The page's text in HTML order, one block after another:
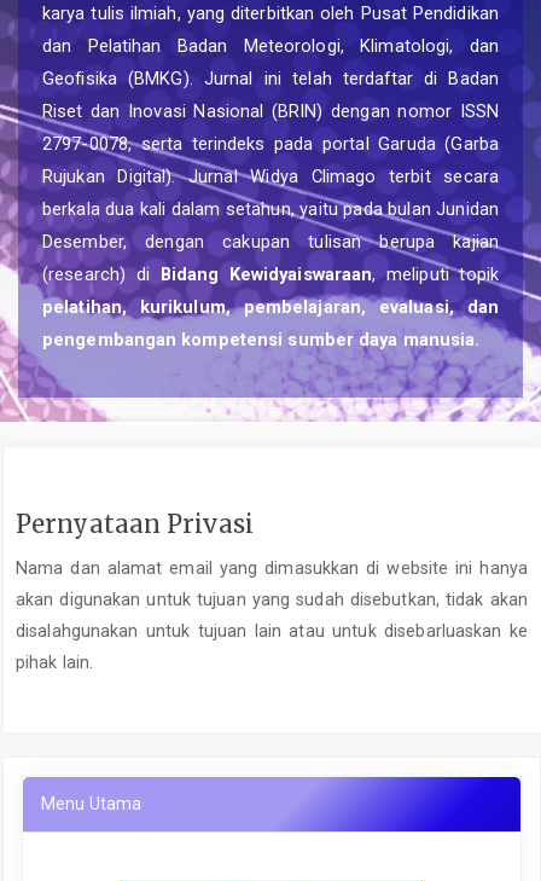
karya tulis ilmiah, yang diterbitkan oleh Pusat Pendidikan
dan Pelatihan Badan Meteorologi, Klimatologi, dan
Geofisika (BMKG). Jurnal ini telah terdaftar di Badan
Riset dan Inovasi Nasional (BRIN) dengan nomor ISSN
2797-0078, serta terindeks pada portal Garuda (Garba
Rujukan Digital). Jurnal Widya Climago terbit secara
berkala dua kali dalam setahun, yaitu pada bulan Junidan
Desember, dengan cakupan tulisan berupa kajian
(research) di Bidang Kewidyaiswaraan, meliputi topik
pelatihan, kurikulum, pembelajaran, evaluasi, dan
pengembangan kompetensi sumber daya manusia.
Pernyataan Privasi
Nama dan alamat email yang dimasukkan di website ini hanya
akan digunakan untuk tujuan yang sudah disebutkan, tidak akan
disalahgunakan untuk tujuan lain atau untuk disebarluaskan ke
pihak lain.
Menu Utama